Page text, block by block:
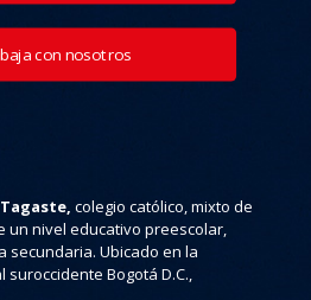
con nosotros
colegio católico, mixto de
un nivel educativo preescolar,
secundaria. Ubicado en la
Bogotá D.C.,